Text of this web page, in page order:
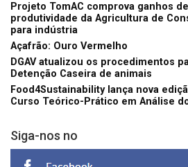
Projeto TomAC comprova ganhos
produtividade da Agricultura de
para indústria
Açafrão: Ouro Vermelho
DGAV atualizou os procedimentos
Detenção Caseira de animais
Food4Sustainability lança nova
Curso Teórico-Prático em Análise
Siga-nos no